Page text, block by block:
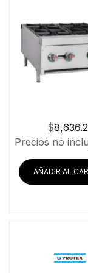
$
Precios no
AÑADIR AL